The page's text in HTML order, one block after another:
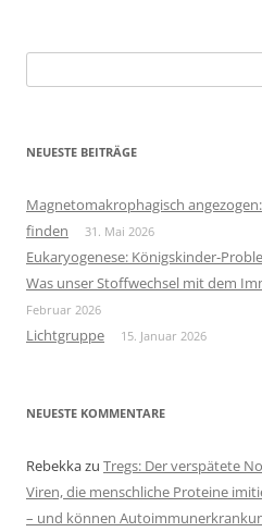
nach:
NEUESTE BEITRÄGE
Magnetomakrophagisch
finden
31. Mai 2026
Eukaryogenese: Königskinder-
Was unser Stoffwechsel mit dem
Februar 2026
Lichtgruppe 15. Januar 2026
NEUESTE KOMMENTARE
Rebekkazu Tregs: Der verspätete
Viren, die menschliche Proteine
– und können